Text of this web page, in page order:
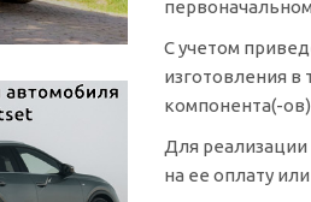
С учетом
изготовления в
компонента(-
Для
на ее оплату